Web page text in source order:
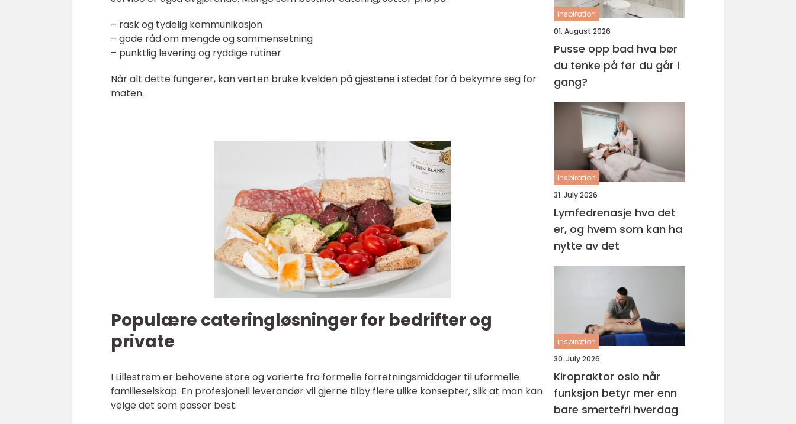
– rask og tydelig kommunikasjon
– gode råd om mengde og sammensetning
– punktlig levering og ryddige rutiner
Når alt dette fungerer, kan verten bruke kvelden på gjestene i stedet for å bekymre seg for
maten.
Populære cateringløsninger for bedrifter og
private
I Lillestrøm er behovene store og varierte fra formelle forretningsmiddager til uformelle
familieselskap. En profesjonell leverandør vil gjerne tilby flere ulike konsepter, slik at man kan
velge det som passer best.
inspiration
01. August 2026
Pusse opp bad hva bør
du tenke på før du går i
gang?
inspiration
31. July 2026
Lymfedrenasje hva det
er, og hvem som kan ha
nytte av det
inspiration
30. July 2026
Kiropraktor oslo når
funksjon betyr mer enn
bare smertefri hverdag